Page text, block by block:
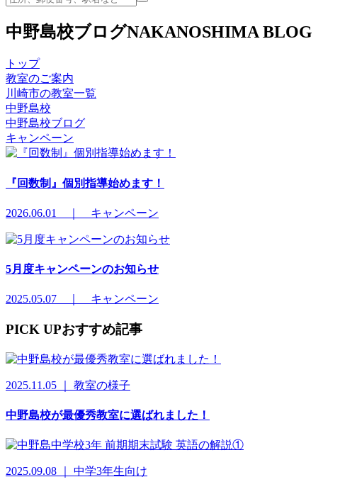
中野島校ブログNAKANOSHIMA BLOG
トップ
教室のご案内
川崎市の教室一覧
中野島校
中野島校ブログ
キャンペーン
『回数制』個別指導始めます！
2026.06.01 ｜ キャンペーン
5月度キャンペーンのお知らせ
2025.05.07 ｜ キャンペーン
PICK UPおすすめ記事
2025.11.05 ｜ 教室の様子
中野島校が最優秀教室に選ばれました！
2025.09.08 ｜ 中学3年生向け